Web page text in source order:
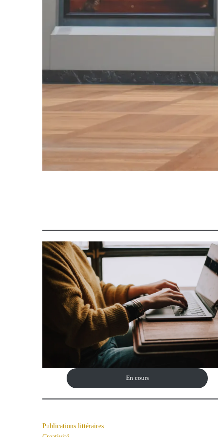
En cours
Publications littéraires